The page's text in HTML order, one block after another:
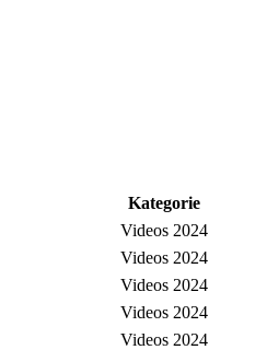
Kategorie
Videos 2024
Videos 2024
Videos 2024
Videos 2024
Videos 2024